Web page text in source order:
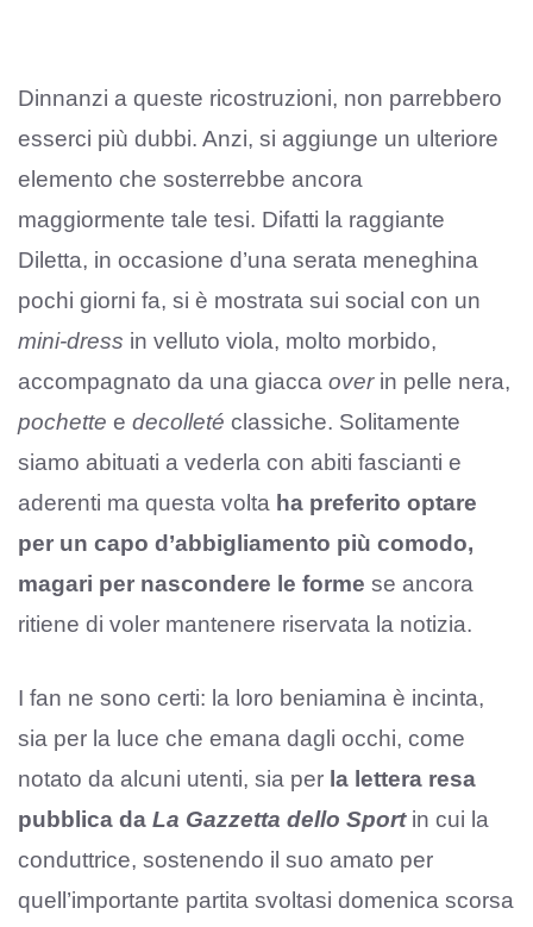
Dinnanzi a queste ricostruzioni, non parrebbero
esserci più dubbi. Anzi, si aggiunge un ulteriore
elemento che sosterrebbe ancora
maggiormente tale tesi. Difatti la raggiante
Diletta, in occasione d’una serata meneghina
pochi giorni fa, si è mostrata sui social con un
mini-dress in velluto viola, molto morbido,
accompagnato da una giacca overin pelle nera,
pochette e decolleté classiche. Solitamente
siamo abituati a vederla con abiti fascianti e
aderenti ma questa volta ha preferito optare
per un capo d’abbigliamento più comodo,
magari per nascondere le forme se ancora
ritiene di voler mantenere riservata la notizia.
I fan ne sono certi: la loro beniamina è incinta,
sia per la luce che emana dagli occhi, come
notato da alcuni utenti, sia per la lettera resa
pubblica da La Gazzetta dello Sportin cui la
conduttrice, sostenendo il suo amato per
quell’importante partita svoltasi domenica scorsa